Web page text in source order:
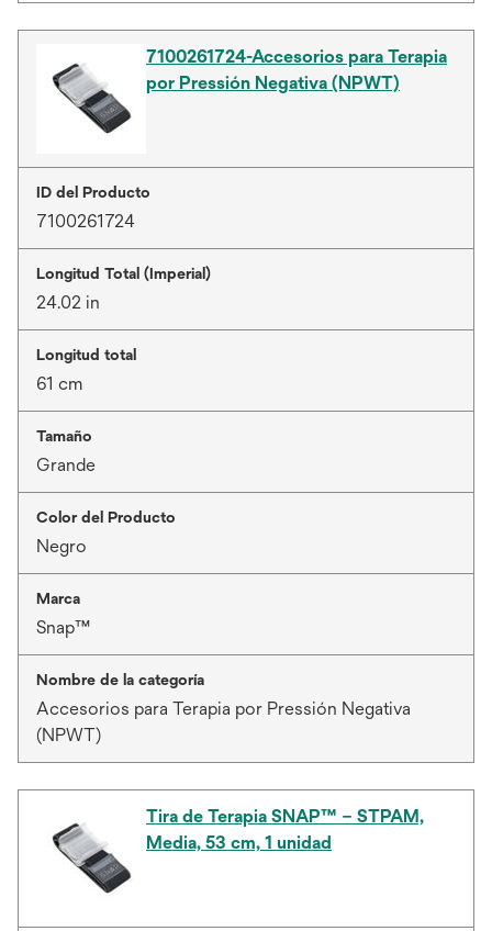
7100261724-Accesorios para Terapia
por Pressión Negativa (NPWT)
ID del Producto
7100261724
Longitud Total (Imperial)
24.02 in
Longitud total
61 cm
Tamaño
Grande
Color del Producto
Negro
Marca
Snap™
Nombre de la categoría
Accesorios para Terapia por Pressión Negativa
(NPWT)
Tira de Terapia SNAP™ – STPAM,
Media, 53 cm, 1 unidad